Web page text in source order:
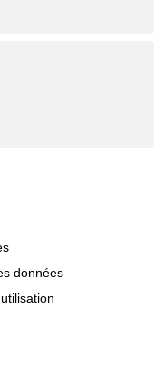
données